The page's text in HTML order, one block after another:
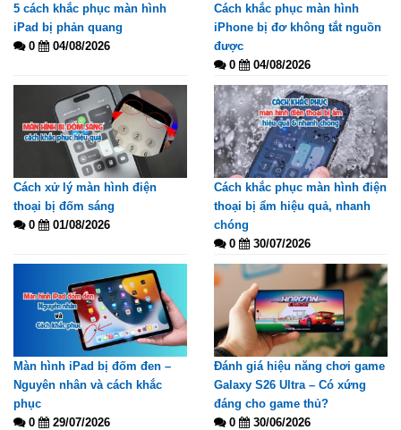
5 cách khắc phục màn hình
iPad bị phản quang
0
04/08/2026
Cách khắc phục màn hình
iPhone bị đơ không tắt nguồn
được
0
04/08/2026
Cách xử lý màn hình điện
thoại bị đốm sáng
0
01/08/2026
Cách khắc phục màn hình điện
thoại bị ẩm hiệu quả, nhanh
chóng
0
30/07/2026
Màn hình iPad bị đốm đen –
Nguyên nhân và cách khắc
phục
0
29/07/2026
Đánh giá hiệu năng chơi game
Galaxy S26 Ultra – Có xứng
đáng cho game thủ?
0
30/06/2026